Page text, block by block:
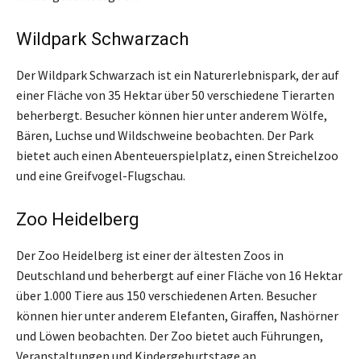
Wildpark Schwarzach
Der Wildpark Schwarzach ist ein Naturerlebnispark, der auf
einer Fläche von 35 Hektar über 50 verschiedene Tierarten
beherbergt. Besucher können hier unter anderem Wölfe,
Bären, Luchse und Wildschweine beobachten. Der Park
bietet auch einen Abenteuerspielplatz, einen Streichelzoo
und eine Greifvogel-Flugschau.
Zoo Heidelberg
Der Zoo Heidelberg ist einer der ältesten Zoos in
Deutschland und beherbergt auf einer Fläche von 16 Hektar
über 1.000 Tiere aus 150 verschiedenen Arten. Besucher
können hier unter anderem Elefanten, Giraffen, Nashörner
und Löwen beobachten. Der Zoo bietet auch Führungen,
Veranstaltungen und Kindergeburtstage an.